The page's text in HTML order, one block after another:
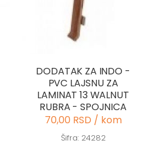
DODATAK ZA INDO -
PVC LAJSNU ZA
LAMINAT 13 WALNUT
RUBRA - SPOJNICA
70,00 RSD / kom
Šifra: 24282